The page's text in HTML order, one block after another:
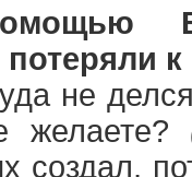
не
желаете?
создал,